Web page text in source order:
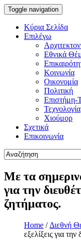
Toggle navigation
Κύρια Σελίδα
Επιλέγω
Εθνικά
Κοινωνία
Οικονομία
Πολιτική
Επιστήμη-
Τεχνολογία
Χιούμορ
Σχετικά
Επικοινωνία
Με τα
για την
ζητήματος.
Home / Διεθνή
εξελίξεις για